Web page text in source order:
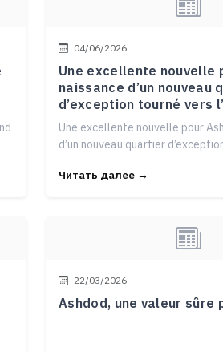
04/06/2026
Une excellente nouvelle
naissance d’un nouveau
d’exception tourné vers
Une excellente nouvelle pour
d’un nouveau quartier
Читать далее →
22/03/2026
Ashdod, une valeur sûre